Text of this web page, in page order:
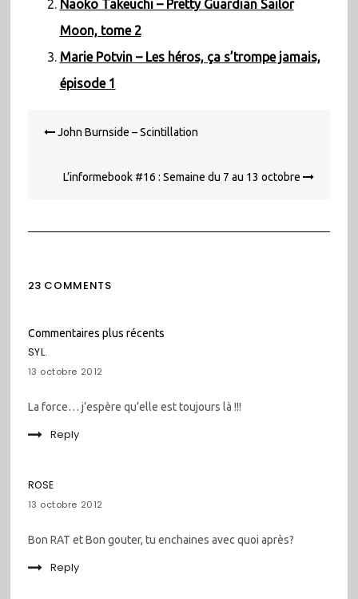
Naoko Takeuchi – Pretty Guardian Sailor
Moon, tome 2
Marie Potvin – Les héros, ça s’trompe jamais,
épisode 1
de John Burnside – Scintillation
L’informebook #16 : Semaine du 7 au 13 octobre
23 COMMENTS
Navigation
dans
les
commentaires
Commentaires plus récents
SYL.
13 octobre 2012
La force… j’espère qu’elle est toujours là !!!
Reply
ROSE
13 octobre 2012
Bon RAT et Bon gouter, tu enchaines avec quoi après?
Reply